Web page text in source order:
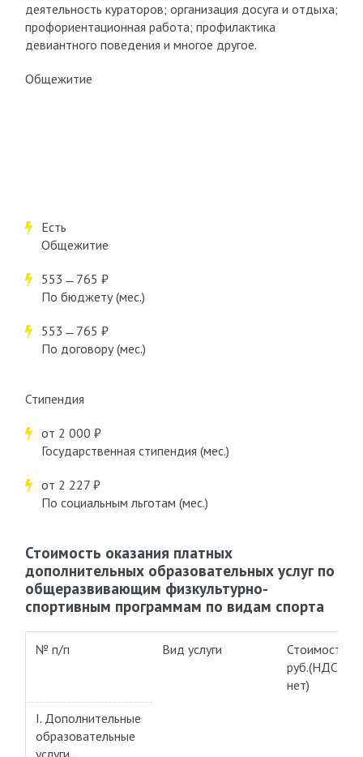
деятельность кураторов; организация досуга и отдыха;
профориентационная работа; профилактика
девиантного поведения и многое другое.
Общежитие
Есть
Общежитие
553 ̶ 765 ₽
По бюджету (мес.)
553 ̶ 765 ₽
По договору (мес.)
Стипендия
от 2 000 ₽
Государственная стипендия (мес.)
от 2 227 ₽
По социальным льготам (мес.)
Стоимость оказания платных
дополнительных образовательных услуг по
общеразвивающим физкультурно-
спортивным программам по видам спорта
№ п/п Вид услуги
Стоимость,
руб.(НДС-
нет)
I. Дополнительные
образовательные
услуги,